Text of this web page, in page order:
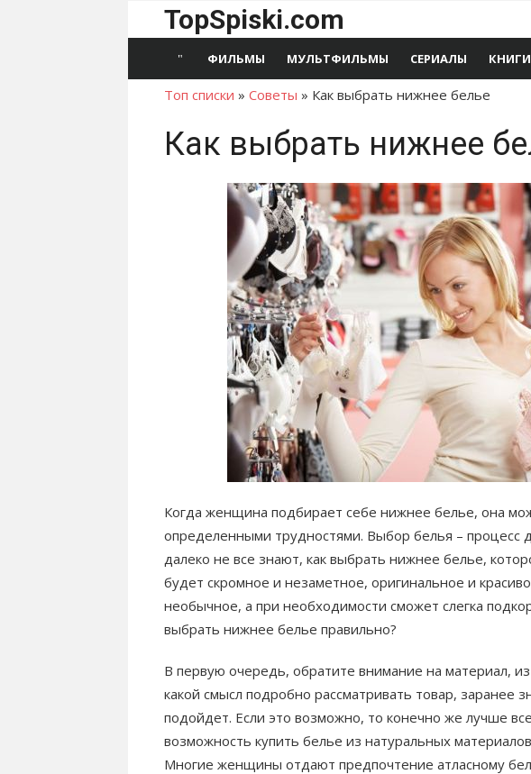
TopSpiski.com
ФИЛЬМЫ МУЛЬТФИЛЬМЫ СЕРИАЛЫ КНИГИ
Топ списки » Советы » Как выбрать нижнее белье
Как выбрать нижнее
Когда женщина подбирает себе нижнее белье, она
определенными трудностями. Выбор белья – процесс
далеко не все знают, как выбрать нижнее белье,
будет скромное и незаметное, оригинальное и
необычное, а при необходимости сможет слегка
выбрать нижнее белье правильно?
В первую очередь, обратите внимание на материал,
какой смысл подробно рассматривать товар, заранее
подойдет. Если это возможно, то конечно же лучше
возможность купить белье из натуральных
Многие женщины отдают предпочтение атласному